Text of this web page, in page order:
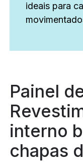
ideais para
Painel
interno
chapas